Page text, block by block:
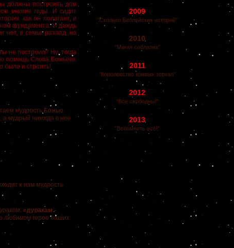
построить дом
многие годы. И сидит
как он полагает, и
фундамента. И дождь
нет, в семье разлад, на
не построил? Ну, тогда
помощь Слова Божьего,
было и строить!
мудрость Божью.
мудрый никогда в нее
к нам мудрость
«дуракам -
любимом герое наших
2009
"Сколько Библейских историй"
2010
"Магия соблазна"
2011
"Королевство кривых зеркал"
2012
"Все свободны!"
2013
"Вспомнить всё!"